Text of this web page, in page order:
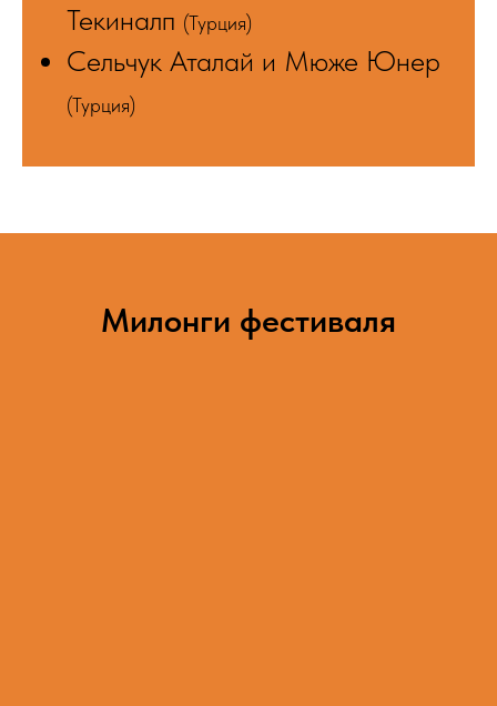
Текиналп (Турция)
Сельчук Аталай и Мюже Юнер
(Турция)
Милонги фестиваля